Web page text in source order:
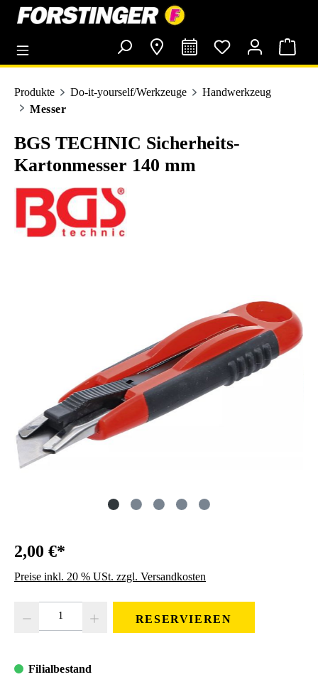
springen
Produkte Do-it-yourself/Werkzeuge
Handwerkzeug
Messer
BGS TECHNIC Sicherheits-
Kartonmesser 140 mm
2,00 €*
Preise inkl. 20 % USt. zzgl. Versandkosten
RESERVIEREN
Filialbestand